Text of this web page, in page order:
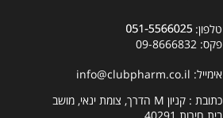
טלפון:
פקס: 09-8666832
אימייל: info@clubpharm.co.il
כתובת : קניון M הדרך, צומת ינאי, מושב